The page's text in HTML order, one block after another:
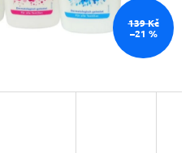
139 Kč
–21 %